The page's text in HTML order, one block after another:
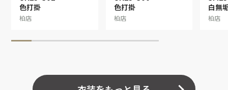
色打掛
柏店
色打掛
柏店
白無
柏店